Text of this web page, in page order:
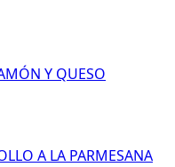
Y QUESO
A LA PARMESANA